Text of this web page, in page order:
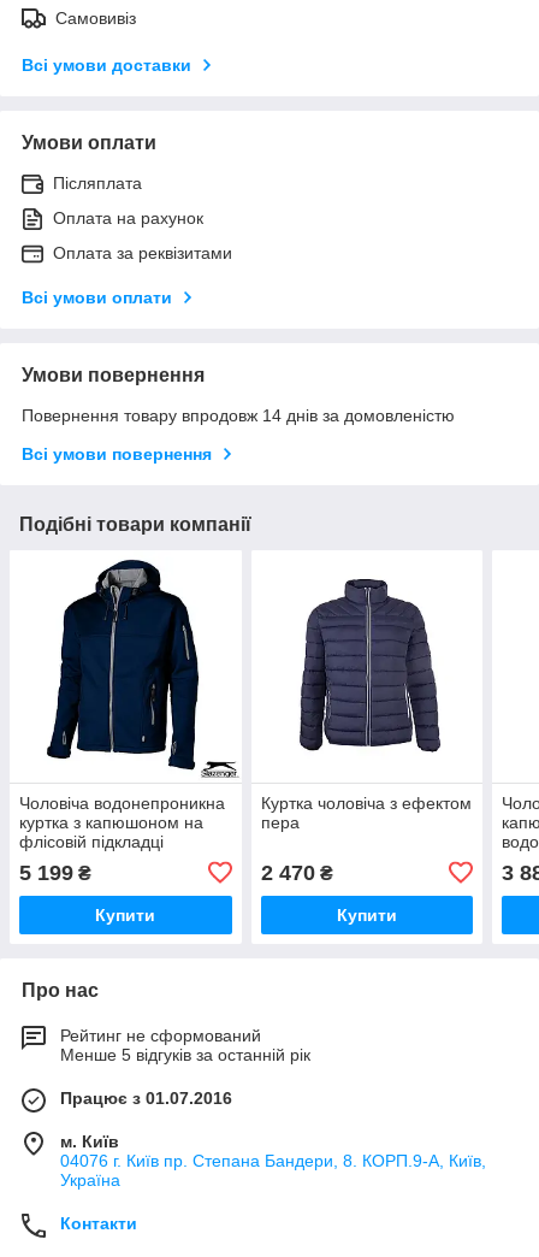
Самовивіз
Всі умови доставки
Умови оплати
Післяплата
Оплата на рахунок
Оплата за реквізитами
Всі умови оплати
Умови повернення
Повернення товару впродовж 14 днів за домовленістю
Всі умови повернення
Подібні товари компанії
Чоловіча водонепроникна
куртка з капюшоном на
флісовій підкладці
5 199 ₴
Купити
Куртка чоловіча з ефектом
пера
2 470₴
Купити
3
Про нас
Рейтинг не сформований
Менше 5 відгуків за останній рік
Працює з 01.07.2016
м. Київ
04076 г. Київ пр. Степана Бандери, 8. КОРП.9-А, Київ,
Україна
Контакти